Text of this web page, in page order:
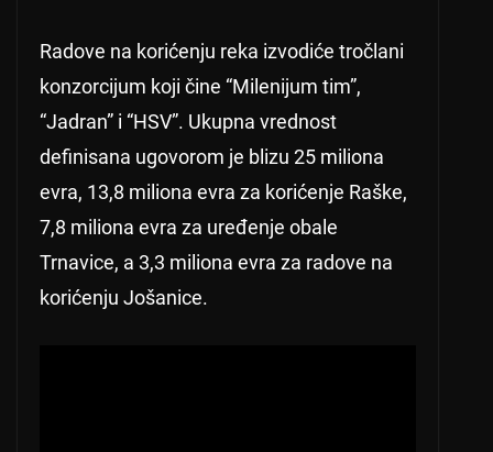
Radove na korićenju reka izvodiće tročlani
konzorcijum koji čine “Milenijum tim”,
“Jadran” i “HSV”. Ukupna vrednost
definisana ugovorom je blizu 25 miliona
evra, 13,8 miliona evra za korićenje Raške,
7,8 miliona evra za uređenje obale
Trnavice, a 3,3 miliona evra za radove na
korićenju Jošanice.